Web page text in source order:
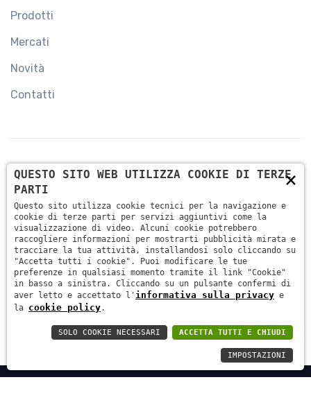
Prodotti
Mercati
Novità
Contatti
CONTATTI
+39 045 87 81 380
info@antsrl.eu
Via della Concordia, 4 37036 - San Martino Buon
×
QUESTO SITO WEB UTILIZZA COOKIE DI TERZE
PARTI
Questo sito utilizza cookie tecnici per la navigazione e
cookie di terze parti per servizi aggiuntivi come la
visualizzazione di video. Alcuni cookie potrebbero
raccogliere informazioni per mostrarti pubblicità mirata e
tracciare la tua attività, installandosi solo cliccando su
"Accetta tutti i cookie". Puoi modificare le tue
preferenze in qualsiasi momento tramite il link "Cookie"
in basso a sinistra. Cliccando su un pulsante confermi di
aver letto e accettato l' informativa sulla privacy e
la cookie policy.
ACCETTA TUTTI E CHIUDI
SOLO COOKIE NECESSARI
IMPOSTAZIONI